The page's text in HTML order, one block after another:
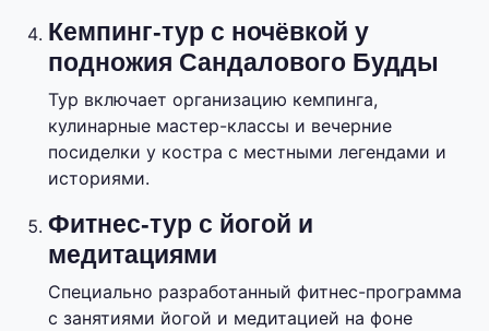
Кемпинг-тур с ночёвкой у
подножия Сандалового Будды
Тур включает организацию кемпинга,
кулинарные мастер-классы и вечерние
посиделки у костра с местными легендами и
историями.
Фитнес-тур с йогой и
медитациями
Специально разработанный фитнес-программа
с занятиями йогой и медитацией на фоне